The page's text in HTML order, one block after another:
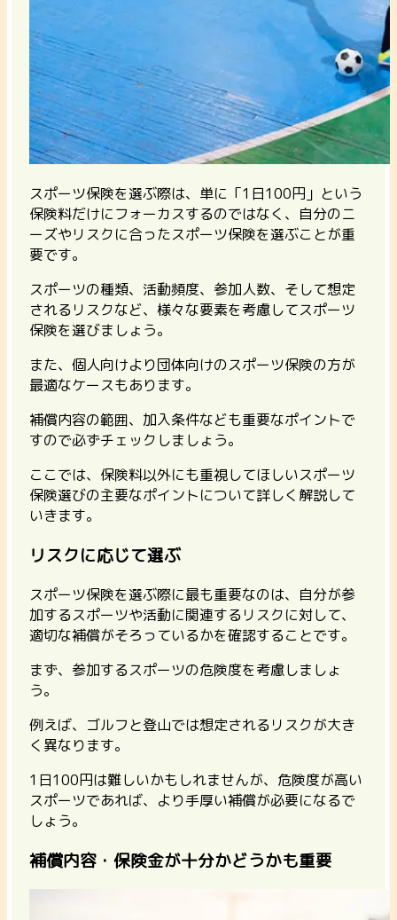
スポーツ保険を選ぶ際は、単に「1日100円」という
保険料だけにフォーカスするのではなく、自分のニ
ーズやリスクに合ったスポーツ保険を選ぶことが重
要です。
スポーツの種類、活動頻度、参加人数、そして想定
されるリスクなど、様々な要素を考慮してスポーツ
保険を選びましょう。
また、個人向けより団体向けのスポーツ保険の方が
最適なケースもあります。
補償内容の範囲、加入条件なども重要なポイントで
すので必ずチェックしましょう。
ここでは、保険料以外にも重視してほしいスポーツ
保険選びの主要なポイントについて詳しく解説して
いきます。
リスクに応じて選ぶ
スポーツ保険を選ぶ際に最も重要なのは、 自分が参
加するスポーツや活動に関連するリスクに対して、
適切な補償がそろっているかを確認することです。
まず、参加するスポーツの危険度を考慮しましょ
う。
例えば、ゴルフと登山では想定されるリスクが大き
く異なります。
1日100円は難しいかもしれませんが、危険度が高い
スポーツであれば、より手厚い補償が必要になるで
しょう。
補償内容・保険金が十分かどうかも重要